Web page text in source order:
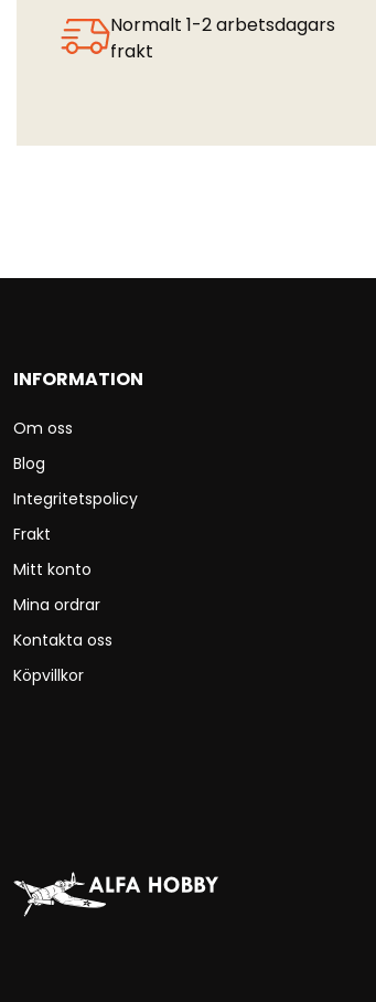
Normalt 1-2 arbetsdagars
frakt
INFORMATION
Om oss
Blog
Integritetspolicy
Frakt
Mitt konto
Mina ordrar
Kontakta oss
Köpvillkor